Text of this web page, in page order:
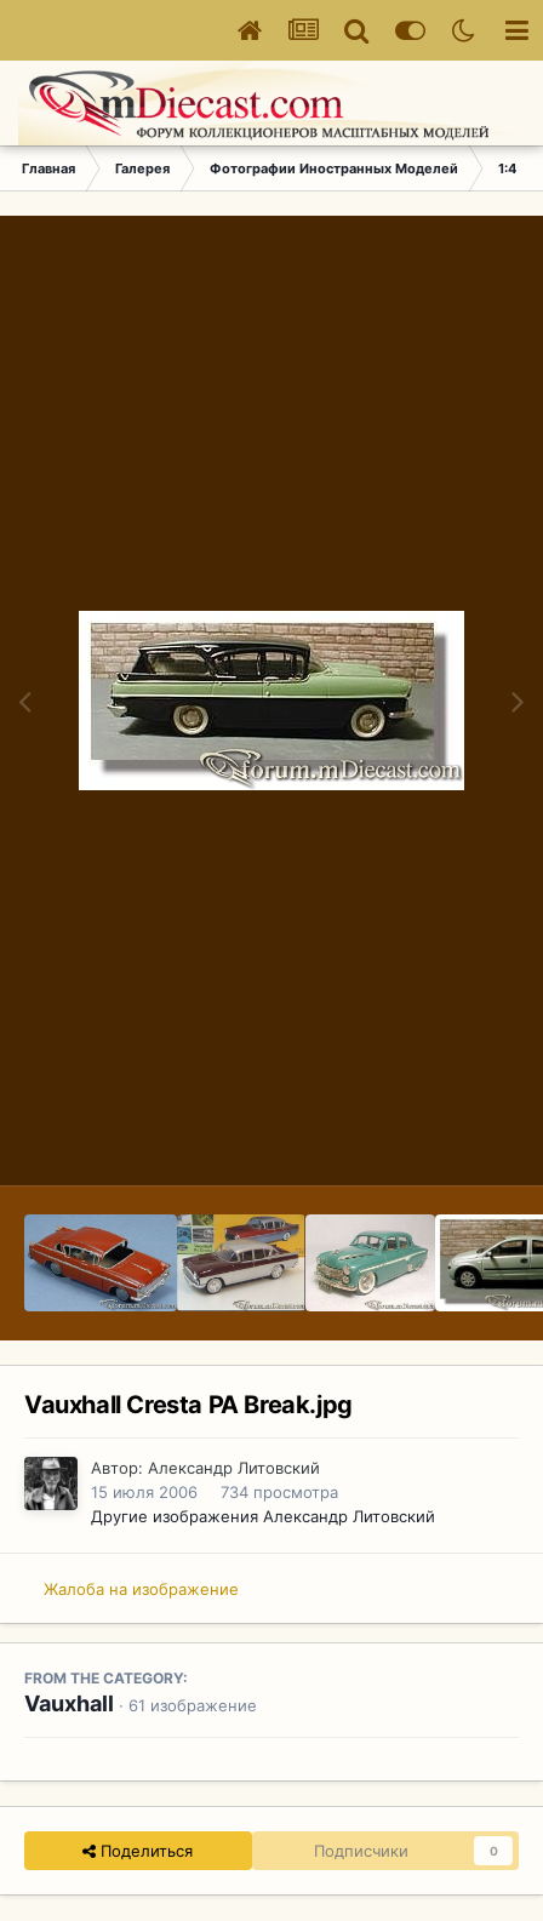
Главная Галерея Фотографии Иностранных Моделей 1:43
Vauxhall Cresta PA Break.jpg
Автор: Александр Литовский
15 июля 2006
734 просмотра
Другие изображения Александр Литовский
Жалоба на изображение
FROM THE CATEGORY:
Vauxhall · 61 изображение
Поделиться Подписчики 0